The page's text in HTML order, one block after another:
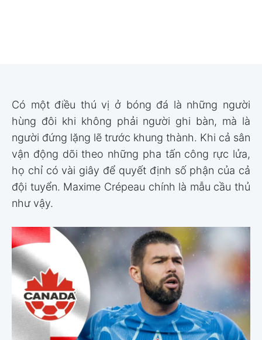
Có một điều thú vị ở bóng đá là những người
hùng đôi khi không phải người ghi bàn, mà là
người đứng lặng lẽ trước khung thành. Khi cả sân
vận động dõi theo những pha tấn công rực lửa,
họ chỉ có vài giây để quyết định số phận của cả
đội tuyển. Maxime Crépeau chính là mẫu cầu thủ
như vậy.